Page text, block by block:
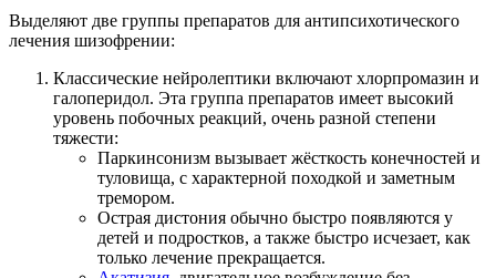
Выделяют две группы препаратов для антипсихотического
лечения шизофрении:
Классические нейролептики включают хлорпромазин и
галоперидол. Эта группа препаратов имеет высокий
уровень побочных реакций, очень разной степени
тяжести:
Паркинсонизм вызывает жёсткость конечностей и
туловища, с характерной походкой и заметным
тремором.
Острая дистония обычно быстро появляются у
детей и подростков, а также быстро исчезает, как
только лечение прекращается.